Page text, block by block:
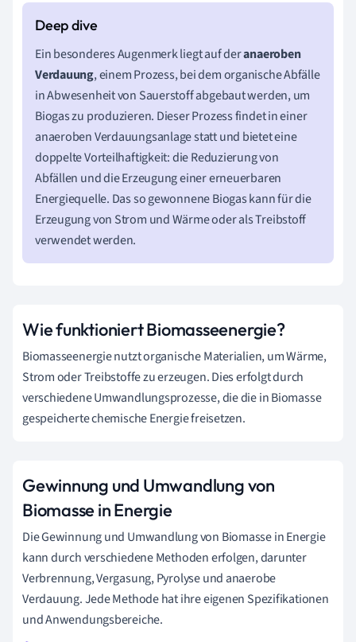
Ein besonderes Augenmerk liegt auf deranaeroben
Verdauung, einem Prozess, bei dem organische Abfälle
in Abwesenheit von Sauerstoff abgebaut werden, um
Biogas zu produzieren. Dieser Prozess findet in einer
anaeroben Verdauungsanlage statt und bietet eine
doppelte Vorteilhaftigkeit: die Reduzierung von
Abfällen und die Erzeugung einer erneuerbaren
Energiequelle. Das so gewonnene Biogas kann für die
Erzeugung von Strom und Wärme oder als Treibstoff
verwendet werden.
Wie funktioniert Biomasseenergie?
Biomasseenergie nutzt organische Materialien, um Wärme,
Strom oder Treibstoffe zu erzeugen. Dies erfolgt durch
verschiedene Umwandlungsprozesse, die die in Biomasse
gespeicherte chemische Energie freisetzen.
Gewinnung und Umwandlung von
Biomasse in Energie
Die Gewinnung und Umwandlung von Biomasse in Energie
kann durch verschiedene Methoden erfolgen, darunter
Verbrennung, Vergasung, Pyrolyse und anaerobe
Verdauung. Jede Methode hat ihre eigenen Spezifikationen
und Anwendungsbereiche.